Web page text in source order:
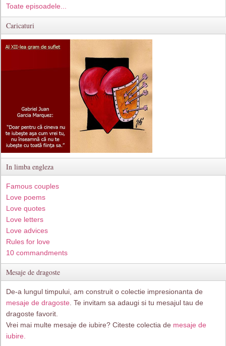
Toate episoadele...
Caricaturi
In limba engleza
Famous couples
Love poems
Love quotes
Love letters
Love advices
Rules for love
10 commandments
Mesaje de dragoste
De-a lungul timpului, am construit o colectie impresionanta de
mesaje de dragoste . Te invitam sa adaugi si tu mesajul tau de
dragoste favorit.
Vrei mai multe mesaje de iubire? Citeste colectia de mesaje de
iubire.